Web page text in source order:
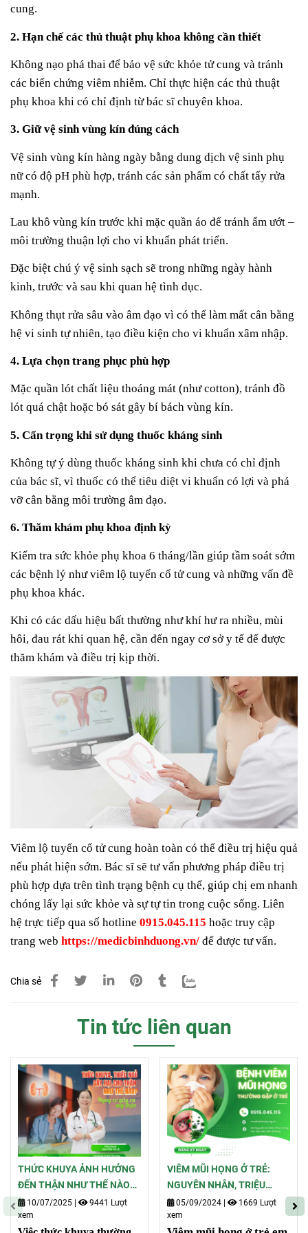
cung.
2. Hạn chế các thủ thuật phụ khoa không cần thiết
Không nạo phá thai để bảo vệ sức khỏe tử cung và tránh
các biến chứng viêm nhiễm. Chỉ thực hiện các thủ thuật
phụ khoa khi có chỉ định từ bác sĩ chuyên khoa.
3. Giữ vệ sinh vùng kín đúng cách
Vệ sinh vùng kín hàng ngày bằng dung dịch vệ sinh phụ
nữ có độ pH phù hợp, tránh các sản phẩm có chất tẩy rửa
mạnh.
Lau khô vùng kín trước khi mặc quần áo để tránh ẩm ướt –
môi trường thuận lợi cho vi khuẩn phát triển.
Đặc biệt chú ý vệ sinh sạch sẽ trong những ngày hành
kinh, trước và sau khi quan hệ tình dục.
Không thụt rửa sâu vào âm đạo vì có thể làm mất cân bằng
hệ vi sinh tự nhiên, tạo điều kiện cho vi khuẩn xâm nhập.
4. Lựa chọn trang phục phù hợp
Mặc quần lót chất liệu thoáng mát (như cotton), tránh đồ
lót quá chật hoặc bó sát gây bí bách vùng kín.
5. Cẩn trọng khi sử dụng thuốc kháng sinh
Không tự ý dùng thuốc kháng sinh khi chưa có chỉ định
của bác sĩ, vì thuốc có thể tiêu diệt vi khuẩn có lợi và phá
vỡ cân bằng môi trường âm đạo.
6. Thăm khám phụ khoa định kỳ
Kiểm tra sức khỏe phụ khoa 6 tháng/lần giúp tầm soát sớm
các bệnh lý như viêm lộ tuyến cổ tử cung và những vấn đề
phụ khoa khác.
Khi có các dấu hiệu bất thường như khí hư ra nhiều, mùi
hôi, đau rát khi quan hệ, cần đến ngay cơ sở y tế để được
thăm khám và điều trị kịp thời.
Viêm lộ tuyến cổ tử cung hoàn toàn có thể điều trị hiệu quả
nếu phát hiện sớm. Bác sĩ sẽ tư vấn phương pháp điều trị
phù hợp dựa trên tình trạng bệnh cụ thể, giúp chị em nhanh
chóng lấy lại sức khỏe và sự tự tin trong cuộc sống. Liên
hệ trực tiếp qua số hotline 0915.045.115 hoặc truy cập
trang web https://medicbinhduong.vn/ để được tư vấn.
Chia sẻ
Tin tức liên quan
THỨC KHUYA ẢNH HƯỞNG
ĐẾN THẬN NHƯ THẾ NÀO?
NGUY CƠ SUY THẬN ÂM
THẦM TỪ GIẤC NGỦ KÉM
10/07/2025
9441 Lượt
xem
VIÊM MŨI HỌNG Ở TRẺ:
NGUYÊN NHÂN, TRIỆU
CHỨNG, VÀ BIẾN CHỨNG
NGUY HIỂM
05/09/2024
1669 Lượt
xem